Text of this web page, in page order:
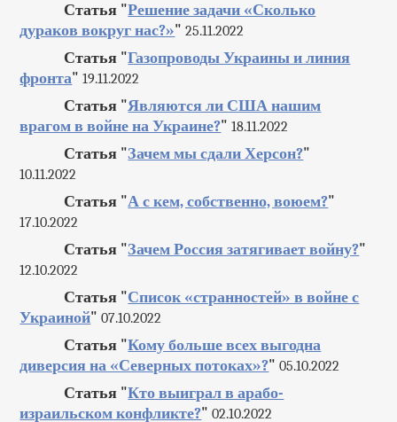
Статья "Решение задачи «Сколько
дураков вокруг нас?»" 25.11.2022
Статья "Газопроводы Украины и линия
фронта" 19.11.2022
Статья "Являются ли США нашим
врагом в войне на Украине?" 18.11.2022
Статья "Зачем мы сдали Херсон?"
10.11.2022
Статья "А с кем, собственно, воюем?"
17.10.2022
Статья "Зачем Россия затягивает войну?"
12.10.2022
Статья "Список «странностей» в войне с
Украиной" 07.10.2022
Статья "Кому больше всех выгодна
диверсия на «Северных потоках»?" 05.10.2022
Статья "Кто выиграл в арабо-
израильском конфликте?" 02.10.2022